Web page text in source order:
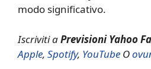
modo significativo.
Iscriviti aPrevisioni Yahoo
Apple, Spotify, YouTube O